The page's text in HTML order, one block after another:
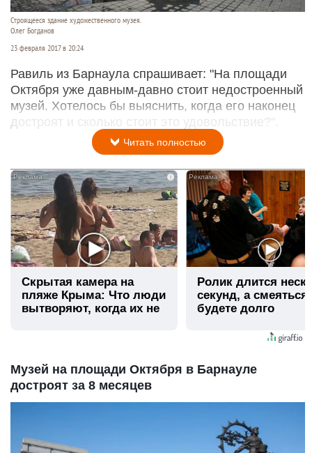
Строящееся здание художественного музея.
Олег Богданов
23 февраля 2017 в 20:24
Равиль из Барнаула спрашивает: "На площади
Октября уже давным-давно стоит недостроенный
музей. Хотелось бы выяснить, когда его наконец
достроят и сколько стоит это удовольствие?".
Читать полностью
i
Скрытая камера на
пляже Крыма: Что люди
вытворяют, когда их не
Ролик длится
секунд, а
будете долго
Музей на площади Октября в Барнауле
достроят за 8 месяцев